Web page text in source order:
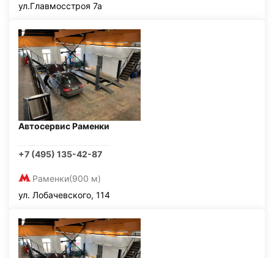
ул.Главмосстроя 7а
Автосервис Раменки
+7 (495) 135-42-87
Раменки(900 м)
ул. Лобачевского, 114